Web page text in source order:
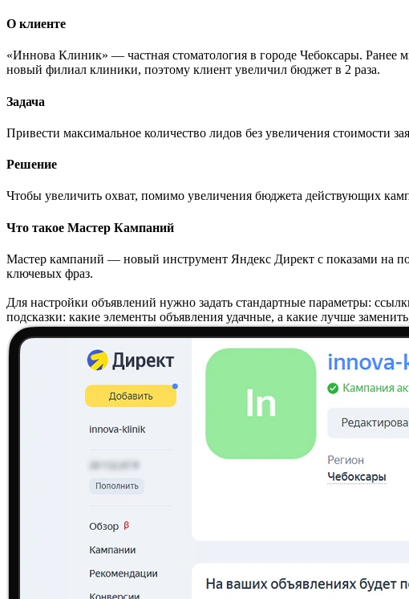
О клиенте
«Иннова Клиник» — частная стоматология в городе Чебоксары.
новый филиал клиники, поэтому клиент увеличил бюджет в 2 раза.
Задача
Привести максимальное количество лидов без увеличения стоимости
Решение
Чтобы увеличить охват, помимо увеличения бюджета действующих
Что такое Мастер Кампаний
Мастер кампаний — новый инструмент Яндекс Директ с показами на
ключевых фраз.
Для настройки объявлений нужно задать стандартные параметры:
подсказки: какие элементы объявления удачные, а какие лучше